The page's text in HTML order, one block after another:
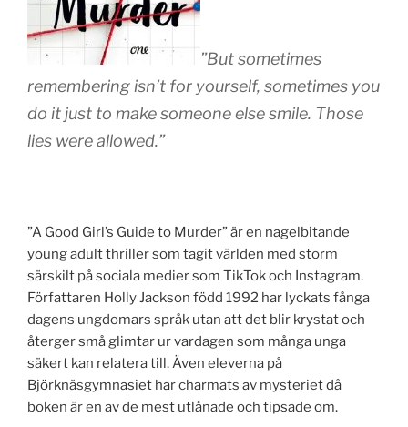
”But sometimes
remembering isn’t for yourself, sometimes you
do it just to make someone else smile. Those
lies were allowed.”
”A Good Girl’s Guide to Murder” är en nagelbitande
young adult thriller som tagit världen med storm
särskilt på sociala medier som TikTok och Instagram.
Författaren Holly Jackson född 1992 har lyckats fånga
dagens ungdomars språk utan att det blir krystat och
återger små glimtar ur vardagen som många unga
säkert kan relatera till. Även eleverna på
Björknäsgymnasiet har charmats av mysteriet då
boken är en av de mest utlånade och tipsade om.